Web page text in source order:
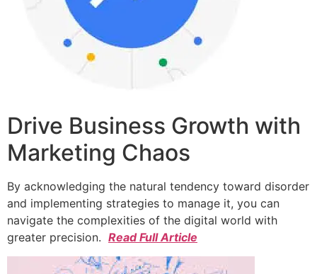
Drive Business Growth with
Marketing Chaos
By acknowledging the natural tendency toward disorder
and implementing strategies to manage it, you can
navigate the complexities of the digital world with
greater precision. Read Full Article